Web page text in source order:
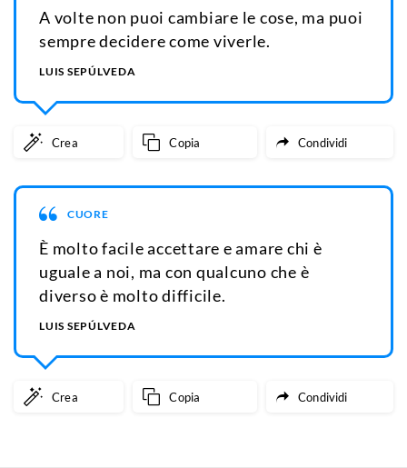
A volte non puoi cambiare le cose, ma puoi
sempre decidere come viverle.
LUIS SEPÚLVEDA
Crea Copia Condividi
CUORE
È molto facile accettare e amare chi è
uguale a noi, ma con qualcuno che è
diverso è molto difficile.
LUIS SEPÚLVEDA
Crea Copia Condividi